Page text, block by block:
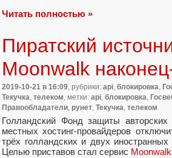
Читать полностью »
Пиратский
Moonwalk
2019-10-21 в 16:09 , рубрики: api блокировка
Текучка телеком , метки: api блокировка
Правообладатели рунет Текучка телеком
Голландский Фонд защиты авторских
местных хостинг-провайдеров
трёх голландских и двух иностранных
Целью приставов стал сервис Moonwalk